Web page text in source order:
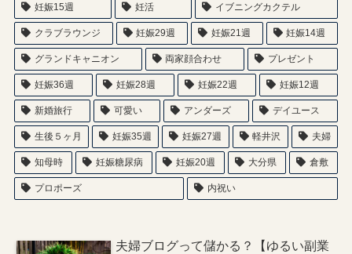
妊娠15週 妊活 イブニングカクテル
クラブラウンジ 妊娠29週 妊娠21週 妊娠14週
グランドキャニオン 両家顔合わせ プレゼント
妊娠36週 妊娠28週 妊娠22週 妊娠12週
新婚旅行 可愛い アンダーズ デイユース
生後５ヶ月 妊娠35週 妊娠27週 軽井沢 夫婦
知母時 妊娠糖尿病 妊娠20週 大分県 倉敷
プロポーズ 内祝い
夫婦ブログって儲かる？【ゆるい副業